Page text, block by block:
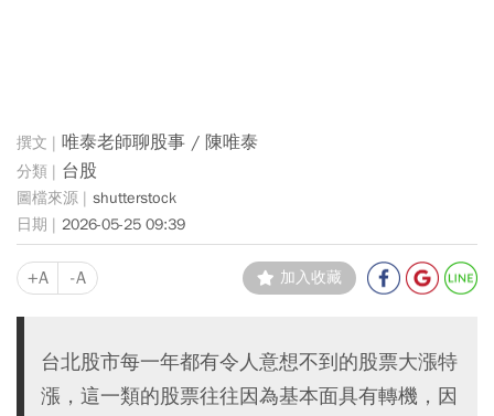
唯泰老師聊股事 / 陳唯泰
台股
shutterstock
2026-05-25 09:39
+A -A 加入收藏
台北股市每一年都有令人意想不到的股票大漲特
漲，這一類的股票往往因為基本面具有轉機，因